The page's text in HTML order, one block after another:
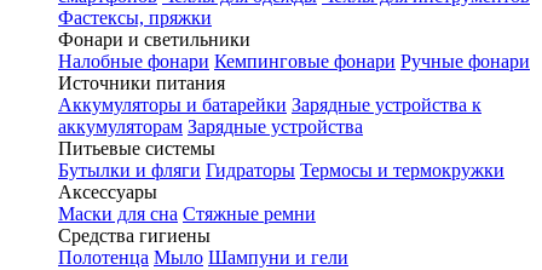
Фастексы, пряжки
Фонари и светильники
Налобные фонари Кемпинговые фонари Ручные фонари
Источники питания
Аккумуляторы и батарейки Зарядные устройства к
аккумуляторам Зарядные устройства
Питьевые системы
Бутылки и фляги Гидраторы Термосы и термокружки
Аксессуары
Маски для сна Стяжные ремни
Средства гигиены
Полотенца Мыло Шампуни и гели